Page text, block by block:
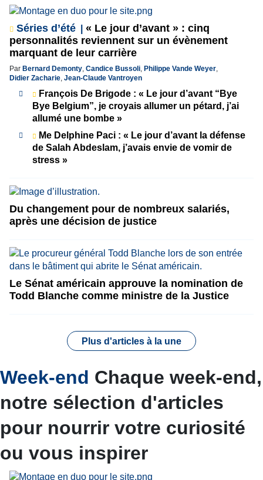
Séries d’été
« Le jour d’avant » : cinq
personnalités reviennent sur un évènement
marquant de leur carrière
Par Bernard Demonty, Candice Bussoli, Philippe Vande Weyer,
Didier Zacharie, Jean-Claude Vantroyen
François De Brigode : « Le jour d’avant “Bye
Bye Belgium”, je croyais allumer un pétard, j’ai
allumé une bombe »
Me Delphine Paci : « Le jour d’avant la défense
de Salah Abdeslam, j’avais envie de vomir de
stress »
Du changement pour de nombreux salariés,
après une décision de justice
Le Sénat américain approuve la nomination de
Todd Blanche comme ministre de la Justice
Plus d'articles à la une
Week-end Chaque week-end,
notre sélection d'articles
pour nourrir votre curiosité
ou vous inspirer